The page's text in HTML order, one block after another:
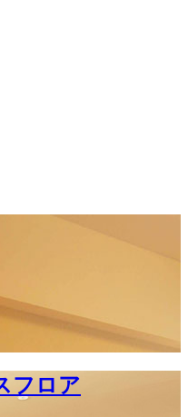
フロア